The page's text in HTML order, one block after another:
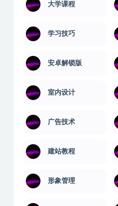
大学课程
学习技巧
安卓解锁版
室内设计
广告技术
建站教程
形象管理